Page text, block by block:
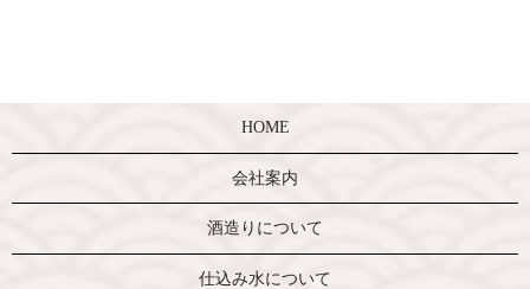
HOME
会社案内
酒造りについて
仕込み水について